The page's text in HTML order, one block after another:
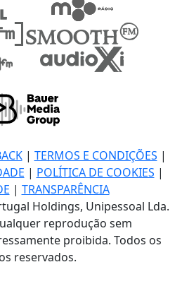
| TERMOS E CONDIÇÕES |
| POLÍTICA DE COOKIES |
| TRANSPARÊNCIA
Holdings, Unipessoal Lda.
reprodução sem
proibida. Todos os
reservados.